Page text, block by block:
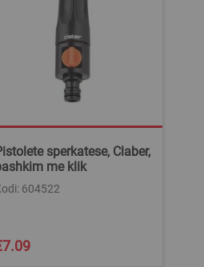
sperkatese, Claber,
me klik
604522